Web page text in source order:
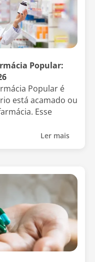
Popular:
Popular é
está acamado ou
Esse
Ler mais